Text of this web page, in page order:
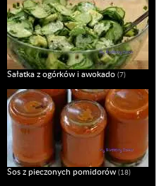
Sałatka z ogórków i awokado (7)
Sos z pieczonych pomidorów (18)